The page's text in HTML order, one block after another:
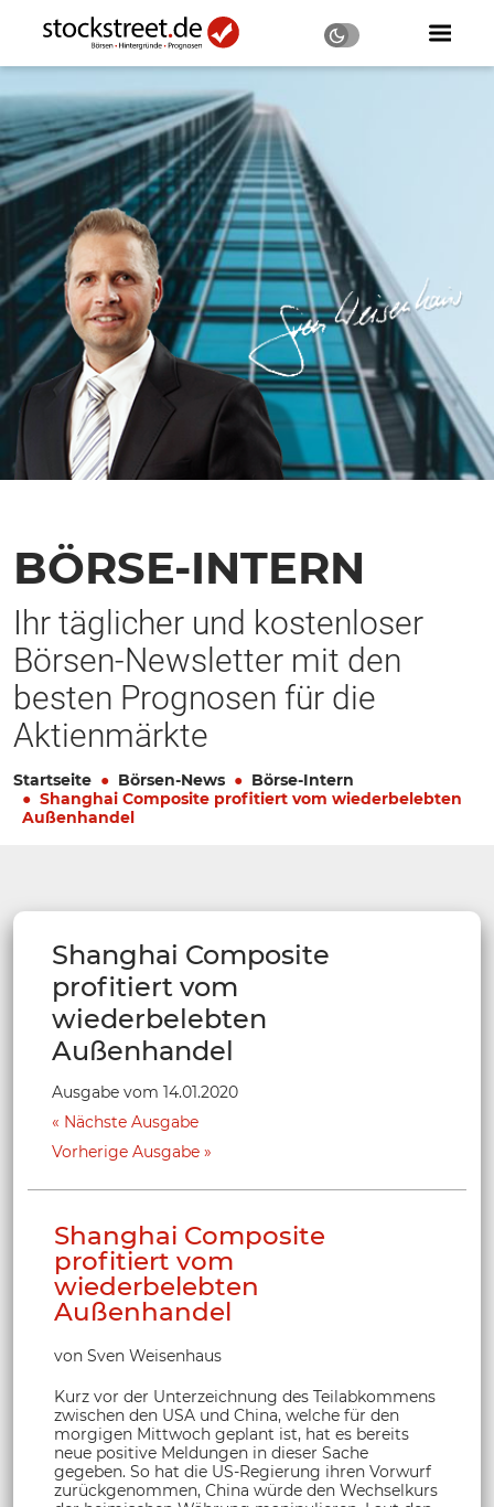
BÖRSE-INTERN
Ihr täglicher und kostenloser
Börsen-Newsletter mit den
besten Prognosen für die
Aktienmärkte
Startseite Börsen-News
Börse-Intern
Shanghai Composite profitiert vom wiederbelebten
Außenhandel
Shanghai Composite
profitiert vom
wiederbelebten
Außenhandel
Ausgabe vom 14.01.2020
Nächste Ausgabe
Vorherige Ausgabe
Shanghai Composite
profitiert vom
wiederbelebten
Außenhandel
von Sven Weisenhaus
Kurz vor der Unterzeichnung des Teilabkommens
zwischen den USA und China, welche für den
morgigen Mittwoch geplant ist, hat es bereits
neue positive Meldungen in dieser Sache
gegeben. So hat die US-Regierung ihren Vorwurf
zurückgenommen, China würde den Wechselkurs